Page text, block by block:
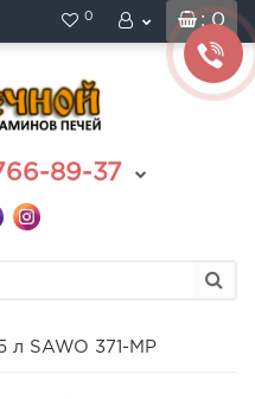
: 0
0
89-37
л SAWO 371-МР